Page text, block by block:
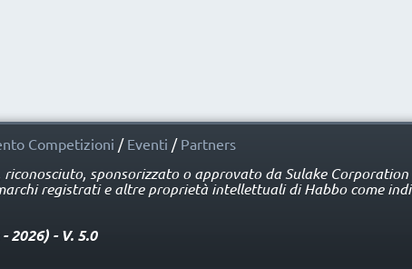
Competizioni / Eventi / Partners
sponsorizzato o approvato da Sulake
registrati e altre proprietà intellettuali di Habbo come
2026) - V. 5.0